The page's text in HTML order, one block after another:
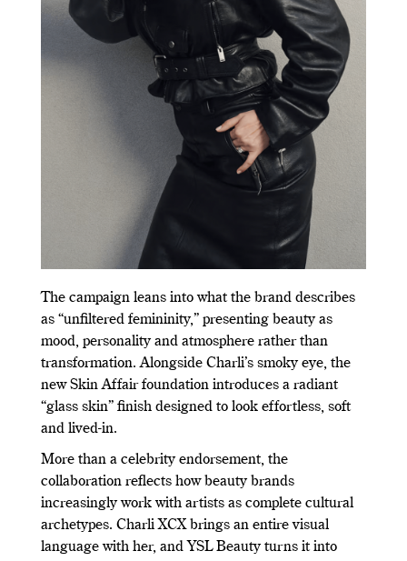
The campaign leans into what the brand describes
as “unfiltered femininity,” presenting beauty as
mood, personality and atmosphere rather than
transformation. Alongside Charli’s smoky eye, the
new Skin Affair foundation introduces a radiant
“glass skin” finish designed to look effortless, soft
and lived-in.
More than a celebrity endorsement, the
collaboration reflects how beauty brands
increasingly work with artists as complete cultural
archetypes. Charli XCX brings an entire visual
language with her, and YSL Beauty turns it into